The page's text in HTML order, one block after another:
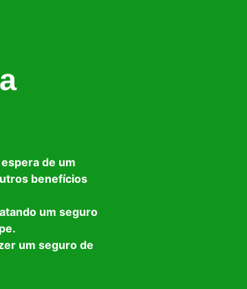
de um
benefícios
um seguro
um seguro de